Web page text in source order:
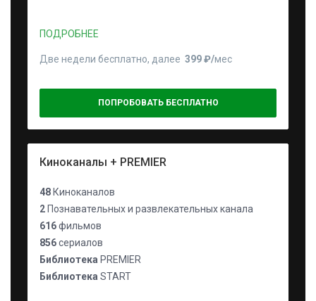
ПОДРОБНЕЕ
Две недели бесплатно, далее 399 ₽⁠/⁠мес
ПОПРОБОВАТЬ БЕСПЛАТНО
Киноканалы + PREMIER
48 Киноканалов
2 Познавательных и развлекательных канала
616фильмов
856сериалов
Библиотека PREMIER
Библиотека START